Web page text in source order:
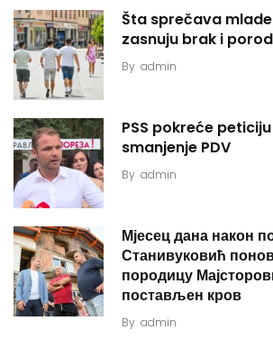
Šta sprečava mlade
zasnuju brak i
By admin
PSS pokreće
smanjenje PDV
By admin
Мјесец дана након
Станивуковић
породицу
постављен кров
By admin